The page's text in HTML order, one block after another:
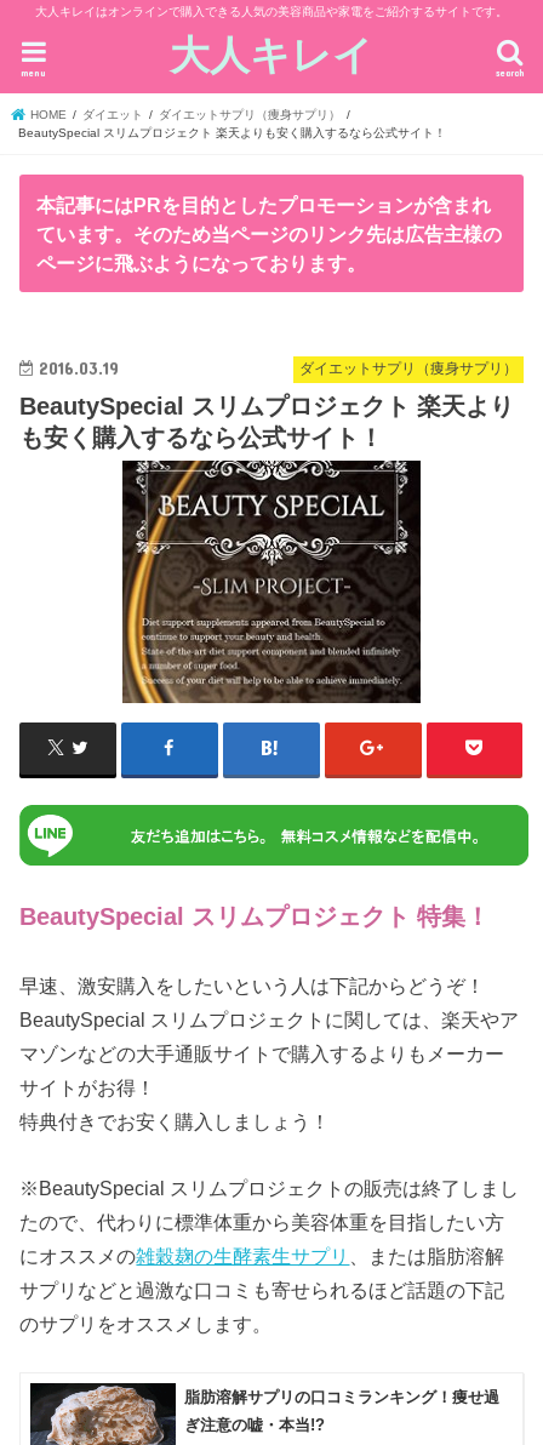
大人キレイはオンラインで購入できる人気の美容商品や家電をご紹介するサイトです。
大人キレイ search
menu
HOME ダイエット
ダイエットサプリ（痩身サプリ）
BeautySpecial スリムプロジェクト 楽天よりも安く購入するなら公式サイト！
本記事にはPRを目的としたプロモーションが含まれ
ています。そのため当ページのリンク先は広告主様の
ページに飛ぶようになっております。
ダイエットサプリ（痩身サプリ）
2016.03.19
BeautySpecial スリムプロジェクト 楽天より
も安く購入するなら公式サイト！
BeautySpecial スリムプロジェクト 特集！
早速、激安購入をしたいという人は下記からどうぞ！
BeautySpecial スリムプロジェクトに関しては、楽天やア
マゾンなどの大手通販サイトで購入するよりもメーカー
サイトがお得！
特典付きでお安く購入しましょう！
※BeautySpecial スリムプロジェクトの販売は終了しまし
たので、代わりに標準体重から美容体重を目指したい方
にオススメの雑穀麹の生酵素生サプリ
、または脂肪溶解
サプリなどと過激な口コミも寄せられるほど話題の下記
のサプリをオススメします。
脂肪溶解サプリの口コミランキング！痩せ過
ぎ注意の嘘・本当!?